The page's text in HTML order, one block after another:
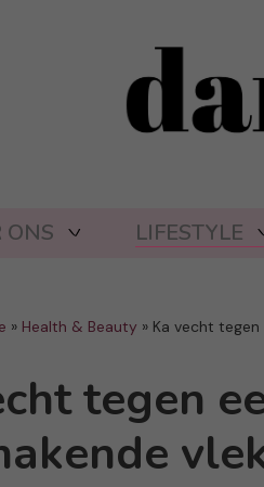
ONS LIFESTYLE
» Health & Beauty » Ka vecht
tegen